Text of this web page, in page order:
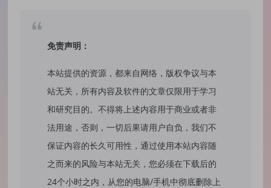
免责声明：
本站提供的资源，都来自网络，版权争议与本
站无关，所有内容及软件的文章仅限用于学习
和研究目的。不得将上述内容用于商业或者非
法用途，否则，一切后果请用户自负，我们不
保证内容的长久可用性，通过使用本站内容随
之而来的风险与本站无关，您必须在下载后的
24个小时之内，从您的电脑/手机中彻底删除上